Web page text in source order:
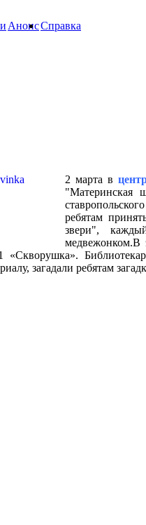
АнонсСправка
2 марта в
"Материнская
ребятам
звери",
медвежонком.В
загадали ребятам